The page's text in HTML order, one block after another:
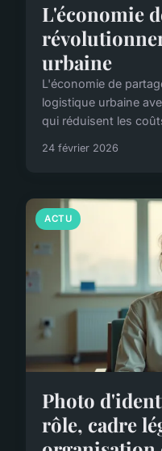
L'économie
urbaine
L'économie de
logistique urbaine
qui réduisent les
24 février 2026
ACTU
Photo
rôle, cadre